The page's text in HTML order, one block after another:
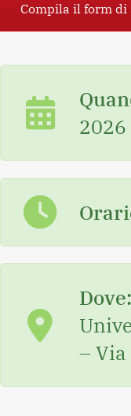
Compila il form di
2026
Dove:
– Via